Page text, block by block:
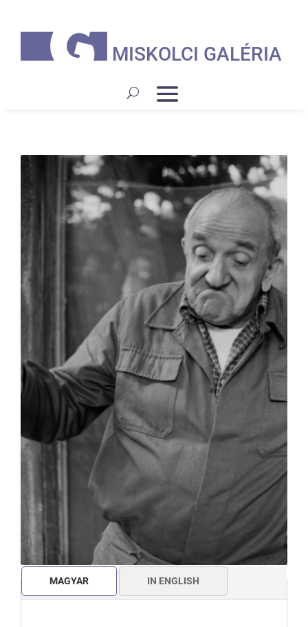
MISKOLCI GALÉRIA
MAGYAR IN ENGLISH